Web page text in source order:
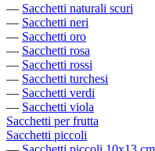
— Sacchetti naturali scuri
— Sacchetti neri
— Sacchetti oro
— Sacchetti rosa
— Sacchetti rossi
— Sacchetti turchesi
— Sacchetti verdi
— Sacchetti viola
Sacchetti per frutta
Sacchetti piccoli